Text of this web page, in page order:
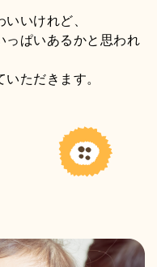
いけれど、
っぱいあるかと思われ
ただきます。